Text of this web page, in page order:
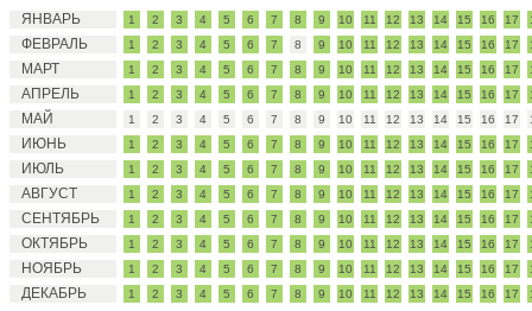
ЯНВАРЬ 1 2 3 4 5 6 7 8 9 10 11 12 13 14 15 16 17
ФЕВРАЛЬ 1 2 3 4 5 6 7 8 9 10 11 12 13 14 15 16 17
МАРТ 1 2 3 4 5 6 7 8 9 10 11 12 13 14 15 16 17
АПРЕЛЬ 1 2 3 4 5 6 7 8 9 10 11 12 13 14 15 16 17
МАЙ 1 2 3 4 5 6 7 8 9 10 11 12 13 14 15 16 17
ИЮНЬ 1 2 3 4 5 6 7 8 9 10 11 12 13 14 15 16 17
ИЮЛЬ 1 2 3 4 5 6 7 8 9 10 11 12 13 14 15 16 17
АВГУСТ 1 2 3 4 5 6 7 8 9 10 11 12 13 14 15 16 17
СЕНТЯБРЬ 1 2 3 4 5 6 7 8 9 10 11 12 13 14 15 16 17
ОКТЯБРЬ 1 2 3 4 5 6 7 8 9 10 11 12 13 14 15 16 17
НОЯБРЬ 1 2 3 4 5 6 7 8 9 10 11 12 13 14 15 16 17
ДЕКАБРЬ 1 2 3 4 5 6 7 8 9 10 11 12 13 14 15 16 17